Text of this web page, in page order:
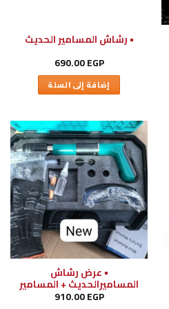
• رشاش المسامير الحديث
690.00EGP
إضافة إلى السلة
• عرض رشاش
المساميرالحديث + المسامير
910.00EGP